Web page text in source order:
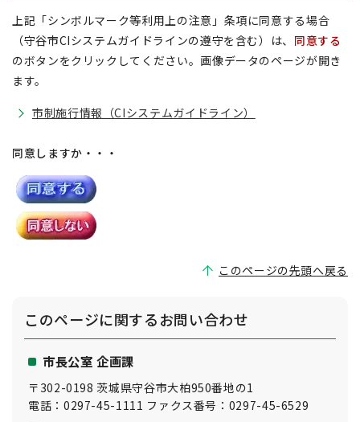
上記「シンボルマーク等利用上の注意」条項に同意する場合
（守谷市CIシステムガイドラインの遵守を含む）は、 同意する
のボタンをクリックしてください。画像データのページが開き
ます。
市制施行情報（CIシステムガイドライン）
同意しますか・・・
このページの先頭へ戻る
このページに関するお問い合わせ
市長公室 企画課
〒302-0198 茨城県守谷市大柏950番地の1
電話：0297-45-1111 ファクス番号：0297-45-6529